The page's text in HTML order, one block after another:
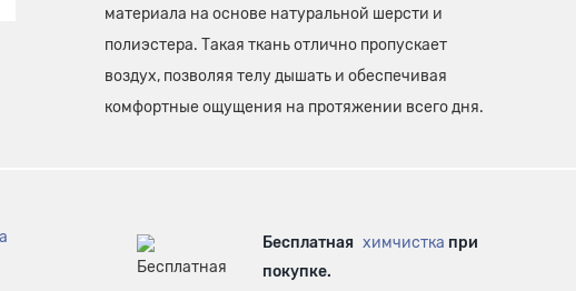
материала на основе натуральной шерсти и
полиэстера. Такая ткань отлично пропускает
воздух, позволяя телу дышать и обеспечивая
комфортные ощущения на протяжении всего дня.
Бесплатная химчистка при
покупке.